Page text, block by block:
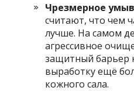
Чрезмерное
считают, что чем
лучше. На самом
агрессивное
защитный барьер
выработку ещё
кожного сала.